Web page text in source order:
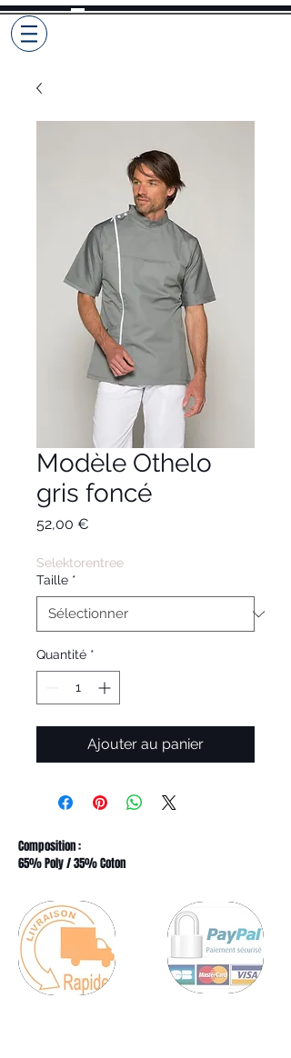
Modèle Othelo
gris foncé
52,00 €
Selektorentree
Taille *
Quantité *
Ajouter au panier
Composition :
65% Poly / 35% Coton